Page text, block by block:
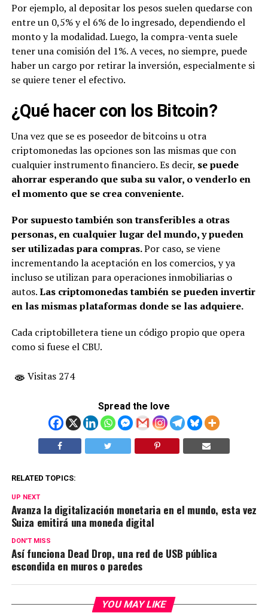
Por ejemplo, al depositar los pesos suelen quedarse con
entre un 0,5% y el 6% de lo ingresado, dependiendo el
monto y la modalidad. Luego, la compra-venta suele
tener una comisión del 1%. A veces, no siempre, puede
haber un cargo por retirar la inversión, especialmente si
se quiere tener el efectivo.
¿Qué hacer con los Bitcoin?
Una vez que se es poseedor de bitcoins u otra
criptomonedas las opciones son las mismas que con
cualquier instrumento financiero. Es decir, se puede
ahorrar esperando que suba su valor, o venderlo en
el momento que se crea conveniente.
Por supuesto también son transferibles a otras
personas, en cualquier lugar del mundo, y pueden
ser utilizadas para compras.Por caso, se viene
incrementando la aceptación en los comercios, y ya
incluso se utilizan para operaciones inmobiliarias o
autos.Las criptomonedas también se pueden invertir
en las mismas plataformas donde se las adquiere.
Cada criptobilletera tiene un código propio que opera
como si fuese el CBU.
Visitas 274
Spread the love
RELATED TOPICS:
UP NEXT
Avanza la digitalización monetaria en el mundo, esta vez
Suiza emitirá una moneda digital
DON'T MISS
Así funciona Dead Drop, una red de USB pública
escondida en muros o paredes
YOU MAY LIKE